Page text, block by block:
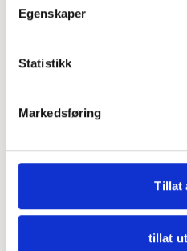
Egenskaper
Statistikk
Markedsføring
Tillat
tillat
Sjekk
avdelinger
Lakkbar Ålesund